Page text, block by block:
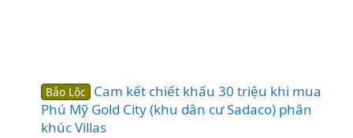
Bảo Lộc
Cam kết chiết khấu 30 triệu khi mua
Phú Mỹ Gold City (khu dân cư Sadaco) phân
khúc Villas